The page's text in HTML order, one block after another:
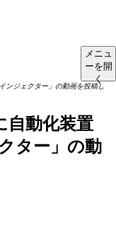
メニュ
ーを開
く
ンジェクター」の動画を投稿し
自動化装置
ター」の動